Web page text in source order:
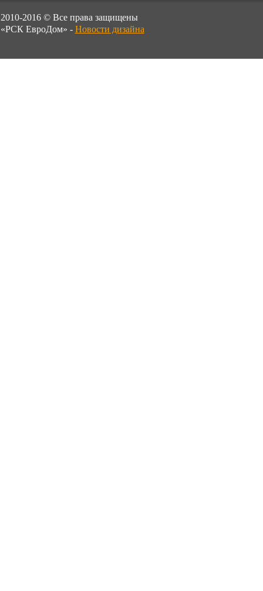
2010-2016 © Все права защищены
«РСК ЕвроДом» - Новости дизайна